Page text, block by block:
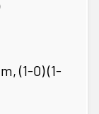
(1-0) (1-